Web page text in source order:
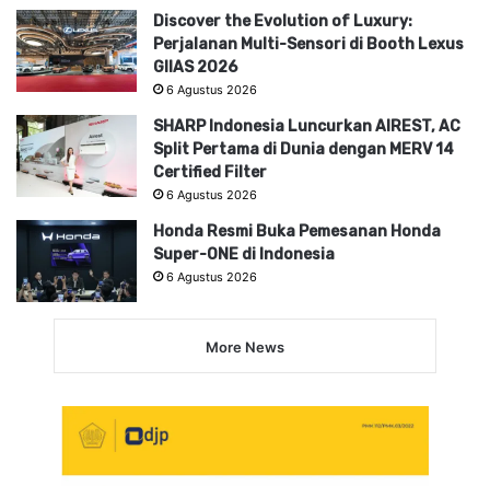
Discover the Evolution of Luxury:
Perjalanan Multi-Sensori di Booth Lexus
GIIAS 2026
6 Agustus 2026
SHARP Indonesia Luncurkan AIREST, AC
Split Pertama di Dunia dengan MERV 14
Certified Filter
6 Agustus 2026
Honda Resmi Buka Pemesanan Honda
Super-ONE di Indonesia
6 Agustus 2026
More News